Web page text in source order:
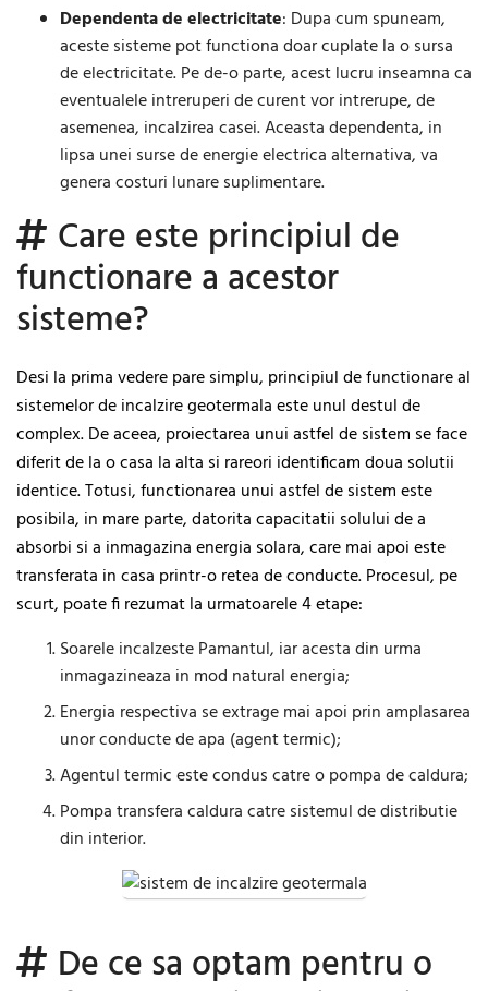
Dependenta de electricitate: Dupa cum spuneam,
aceste sisteme pot functiona doar cuplate la o sursa
de electricitate. Pe de-o parte, acest lucru inseamna ca
eventualele intreruperi de curent vor intrerupe, de
asemenea, incalzirea casei. Aceasta dependenta, in
lipsa unei surse de energie electrica alternativa, va
genera costuri lunare suplimentare.
Care este principiul de
functionare a acestor
sisteme?
Desi la prima vedere pare simplu, principiul de functionare al
sistemelor de incalzire geotermala este unul destul de
complex. De aceea, proiectarea unui astfel de sistem se face
diferit de la o casa la alta si rareori identificam doua solutii
identice. Totusi, functionarea unui astfel de sistem este
posibila, in mare parte, datorita capacitatii solului de a
absorbi si a inmagazina energia solara, care mai apoi este
transferata in casa printr-o retea de conducte. Procesul, pe
scurt, poate fi rezumat la urmatoarele 4 etape:
Soarele incalzeste Pamantul, iar acesta din urma
inmagazineaza in mod natural energia;
Energia respectiva se extrage mai apoi prin amplasarea
unor conducte de apa (agent termic);
Agentul termic este condus catre o pompa de caldura;
Pompa transfera caldura catre sistemul de distributie
din interior.
De ce sa optam pentru o